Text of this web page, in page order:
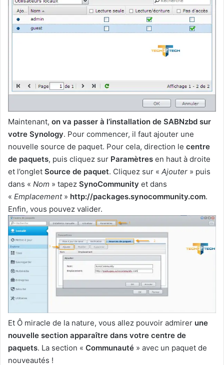
Maintenant, on va passer à l’installation de SABNzbd sur
votre Synology. Pour commencer, il faut ajouter une
nouvelle source de paquet. Pour cela, direction le centre
de paquets, puis cliquez sur Paramètres en haut à droite
et l’onglet Source de paquet. Cliquez sur « Ajouter » puis
dans « Nom » tapez SynoCommunity et dans
« Emplacement» http://packages.synocommunity.com.
Enfin, vous pouvez valider.
Et Ô miracle de la nature, vous allez pouvoir admirer une
nouvelle section apparaître dans votre centre de
paquets. La section « Communauté » avec un paquet de
nouveautés !